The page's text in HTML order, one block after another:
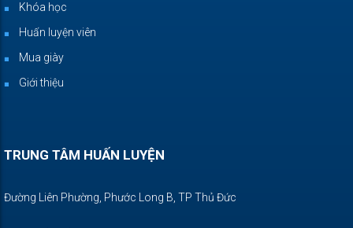
Khóa học
Huấn luyện viên
Mua giày
Giới thiệu
TRUNG TÂM HUẤN LUYỆN
Đường Liên Phường, Phước Long B, TP Thủ Đức